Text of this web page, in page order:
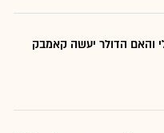
והאם הדולר יעשה קאמבק